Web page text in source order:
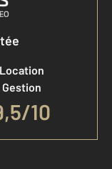
Location
Gestion
10